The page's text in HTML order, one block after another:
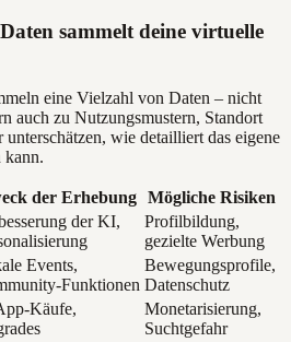
sammelt deine virtuelle
eine Vielzahl von Daten – nicht
auch zu Nutzungsmustern, Standort
wie detailliert das eigene
kann.
der Erhebung Mögliche Risiken
der KI,
Profilbildung,
gezielte Werbung
Events,
Funktionen
Bewegungsprofile,
Datenschutz
Käufe,
Monetarisierung,
Suchtgefahr